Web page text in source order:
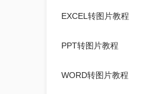
EXCEL转图片教程
PPT转图片教程
WORD转图片教程